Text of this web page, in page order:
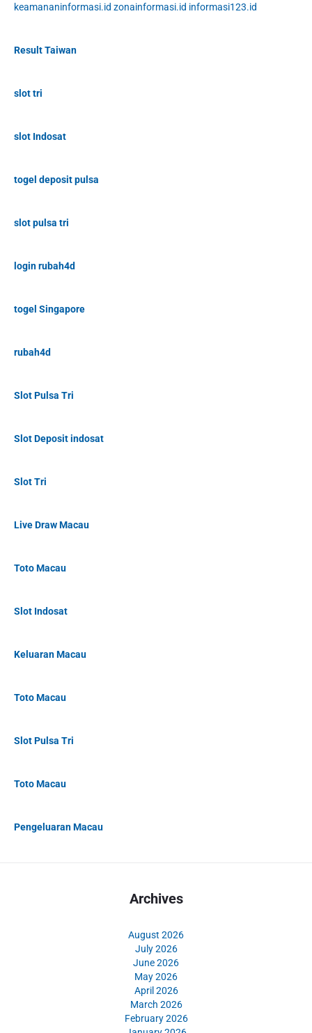
keamananinformasi.id zonainformasi.id informasi123.id
Result Taiwan
slot tri
slot Indosat
togel deposit pulsa
slot pulsa tri
login rubah4d
togel Singapore
rubah4d
Slot Pulsa Tri
Slot Deposit indosat
Slot Tri
Live Draw Macau
Toto Macau
Slot Indosat
Keluaran Macau
Toto Macau
Slot Pulsa Tri
Toto Macau
Pengeluaran Macau
Archives
August 2026
July 2026
June 2026
May 2026
April 2026
March 2026
February 2026